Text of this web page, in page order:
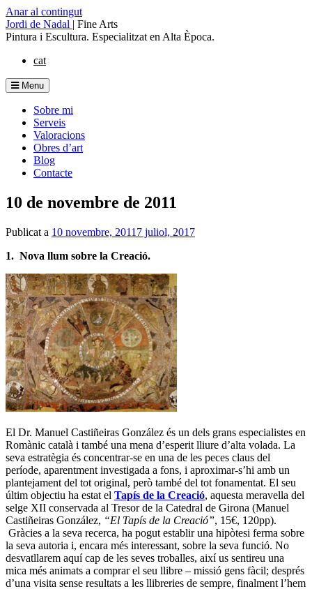
Anar al contingut
Jordi de Nadal | Fine Arts
Pintura i Escultura. Especialitzat en Alta Època.
cat
Menu
Sobre mi
Serveis
Valoracions
Obres d’art
Blog
Contacte
10 de novembre de 2011
Publicat a 10 novembre, 2011 7 juliol, 2017
1. Nova llum sobre la Creació.
El Dr. Manuel Castiñeiras González és un dels grans especialistes en
Romànic català i també una mena d’esperit lliure d’alta volada. La
seva estratègia és concentrar-se en una de les peces claus del
període, aparentment investigada a fons, i aproximar-s’hi amb un
plantejament del tot original, però també del tot fonamentat. El seu
últim objectiu ha estat el Tapís de la Creació, aquesta meravella del
selge XII conservada al Tresor de la Catedral de Girona (Manuel
Castiñeiras González, “El Tapís de la Creació”, 15€, 120pp).
Gràcies a la seva recerca, ha pogut establir una hipòtesi ferma sobre
la seva autoria i, encara més interessant, sobre la seva funció. No
desvatllarem aquí cap de les seves troballes, així us sentireu una
mica més animats a comprar el seu llibre – missió gens fàcil; després
d’una visita sense resultats a les llibreries de sempre, finalment l’hem